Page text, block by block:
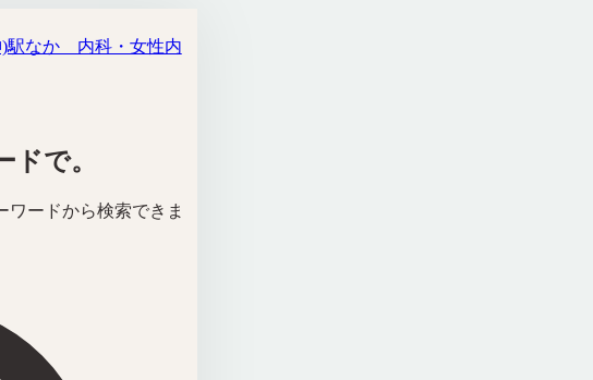
)駅なか 内科・女性内
で。
ワードから検索できま